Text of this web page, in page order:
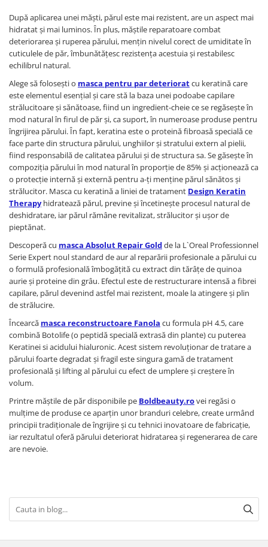
După aplicarea unei măști, părul este mai rezistent, are un aspect mai
hidratat și mai luminos. În plus, măștile reparatoare combat
deteriorarea și ruperea părului, mențin nivelul corect de umiditate în
cuticulele de păr, îmbunătățesc rezistența acestuia și restabilesc
echilibrul natural.
Alege să folosești o masca pentru par deterioratcu keratină care
este elementul esențial și care stă la baza unei podoabe capilare
strălucitoare și sănătoase, fiind un ingredient-cheie ce se regăsește în
mod natural în firul de păr și, ca suport, în numeroase produse pentru
îngrijirea părului. În fapt, keratina este o proteină fibroasă specială ce
face parte din structura părului, unghiilor și stratului extern al pielii,
fiind responsabilă de calitatea părului și de structura sa. Se găseşte în
compoziţia părului în mod natural în proporţie de 85% și acționează ca
o protecție internă și externă pentru a-ți menține părul sănătos și
strălucitor. Masca cu keratină a liniei de tratament Design Keratin
Therapyhidratează părul, previne și încetinește procesul natural de
deshidratare, iar părul rămâne revitalizat, strălucitor și ușor de
pieptănat.
Descoperă cu masca Absolut Repair Goldde la L`Oreal Professionnel
Serie Expert noul standard de aur al reparării profesionale a părului cu
o formulă profesională îmbogățită cu extract din tărâțe de quinoa
aurie și proteine din grâu. Efectul este de restructurare intensă a fibrei
capilare, părul devenind astfel mai rezistent, moale la atingere și plin
de strălucire.
Încearcă masca reconstructoare Fanola cu formula pH 4.5, care
combină Botolife (o peptidă specială extrasă din plante) cu puterea
Keratinei si acidului hialuronic. Acest sistem revoluționar de tratare a
părului foarte degradat și fragil este singura gamă de tratament
profesională și lifting al părului cu efect de umplere și creștere în
volum.
Printre măștile de păr disponibile pe Boldbeauty.rovei regăsi o
mulțime de produse ce aparțin unor branduri celebre, create urmând
principii tradiționale de îngrijire și cu tehnici inovatoare de fabricație,
iar rezultatul oferă părului deteriorat hidratarea și regenerarea de care
are nevoie.